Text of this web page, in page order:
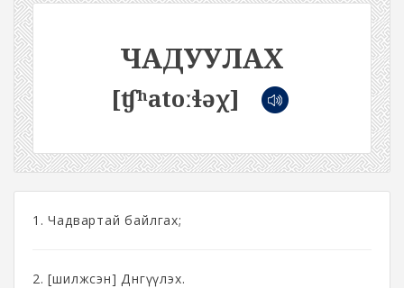
ЧАДУУЛАХ
[ʧʰatoːɬəχ]
1. Чадвартай байлгах;
2. [шилжсэн] Дөнгүүлэх.